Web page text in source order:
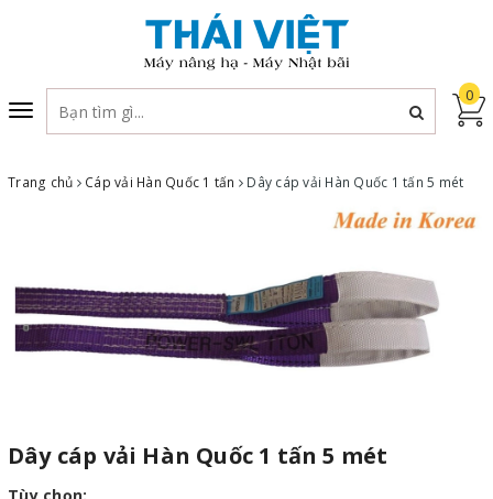
Toggle
navigation
0
Trang chủ Cáp vải Hàn Quốc 1 tấn Dây cáp vải Hàn Quốc 1 tấn 5 mét
Dây cáp vải Hàn Quốc 1 tấn 5 mét